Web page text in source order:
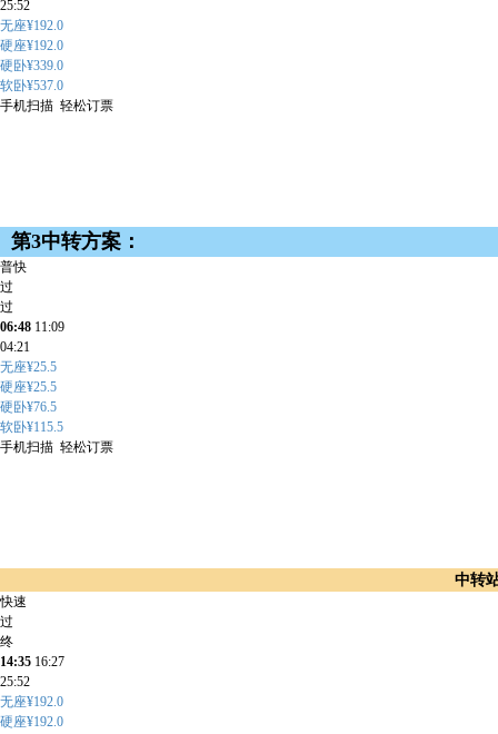
25:52
无座¥192.0
硬座¥192.0
硬卧¥339.0
软卧¥537.0
手机扫描 轻松订票
第3中转方案：
普快
过
过
06:48 11:09
04:21
无座¥25.5
硬座¥25.5
硬卧¥76.5
软卧¥115.5
手机扫描 轻松订票
中转
快速
过
终
14:35 16:27
25:52
无座¥192.0
硬座¥192.0